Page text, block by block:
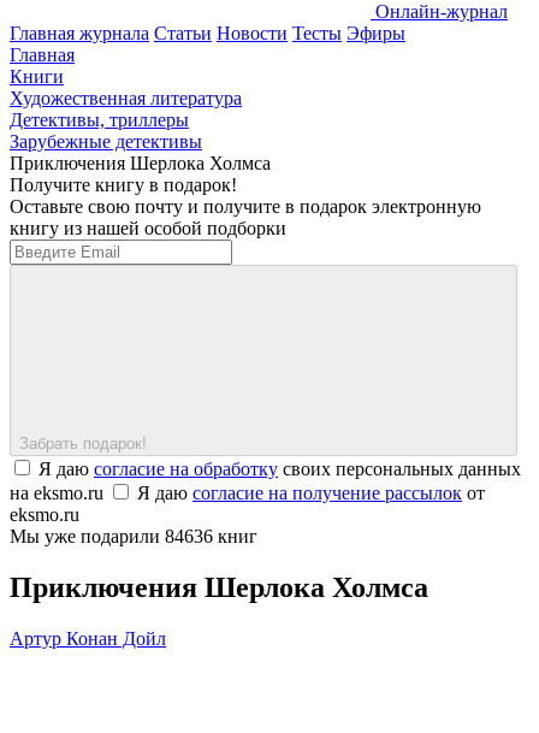
Онлайн-журнал
Главная журнала Статьи Новости Тесты Эфиры
Главная
Книги
Художественная литература
Детективы, триллеры
Зарубежные детективы
Приключения Шерлока Холмса
Получите книгу в подарок!
Оставьте свою почту и получите в подарок электронную
книгу из нашей особой подборки
Забрать подарок!
Я даю согласие на обработку своих персональных данных
на eksmo.ru
Я даю согласие на получение рассылок от
eksmo.ru
Мы уже подарили 84636 книг
Приключения Шерлока Холмса
Артур Конан Дойл